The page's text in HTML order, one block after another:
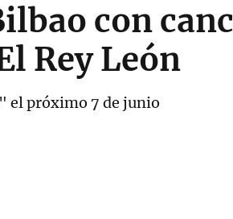
con
Rey León
el próximo 7 de junio